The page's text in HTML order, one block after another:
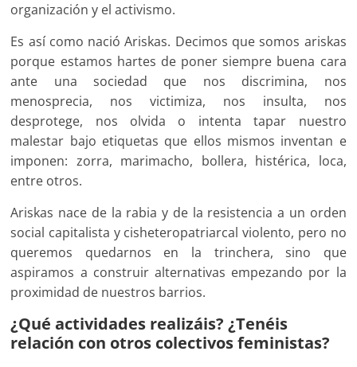
organización y el activismo.
Es así como nació Ariskas. Decimos que somos ariskas
porque estamos hartes de poner siempre buena cara
ante una sociedad que nos discrimina, nos
menosprecia, nos victimiza, nos insulta, nos
desprotege, nos olvida o intenta tapar nuestro
malestar bajo etiquetas que ellos mismos inventan e
imponen: zorra, marimacho, bollera, histérica, loca,
entre otros.
Ariskas nace de la rabia y de la resistencia a un orden
social capitalista y cisheteropatriarcal violento, pero no
queremos quedarnos en la trinchera, sino que
aspiramos a construir alternativas empezando por la
proximidad de nuestros barrios.
¿Qué actividades realizáis? ¿Tenéis
relación con otros colectivos feministas?